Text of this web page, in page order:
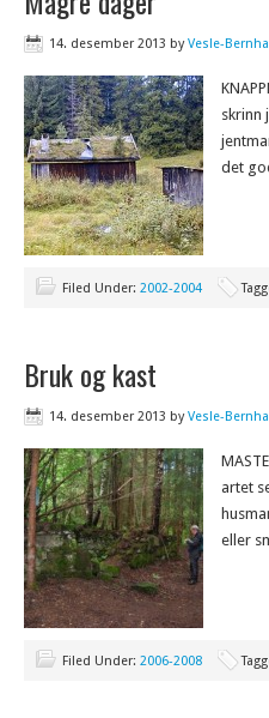
14. desember 2013 byVesle-
skrinn
det
Filed Under: 2002-2004
Bruk og kast
14. desember 2013 byVesle-
artet
eller
Filed Under: 2006-2008